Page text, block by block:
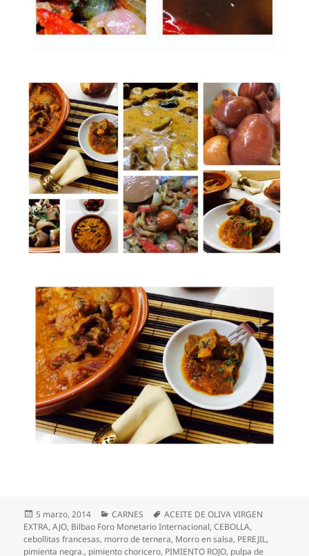
Publicado
el
5 marzo, 2014 Categorías
CARNES Etiquetas
ACEITE DE OLIVA VIRGEN
EXTRA,AJO, Bilbao Foro Monetario Internacional,CEBOLLA,
cebollitas francesas, morro de ternera, Morro en salsa, PEREJIL,
pimienta negra., pimiento choricero, PIMIENTO ROJO, pulpa de